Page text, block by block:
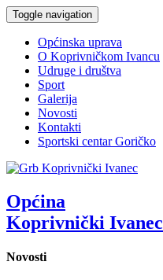
Toggle navigation
Općinska uprava
O Koprivničkom Ivancu
Udruge i društva
Sport
Galerija
Novosti
Kontakti
Sportski centar Goričko
Općina
Koprivnički Ivanec
Novosti